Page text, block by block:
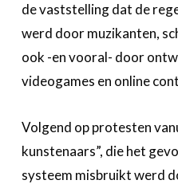
de vaststelling dat de
werd door muzikanten,
ook -en vooral- door
videogames en online
Volgend op protesten
kunstenaars”, die het
systeem misbruikt werd